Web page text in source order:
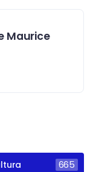
Maurice
665